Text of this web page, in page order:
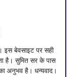
इस बेवसाइट पर सही
है। सुमित सर के पास
अनुभव है। धन्यवाद।